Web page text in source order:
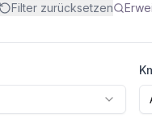
Filter zurücksetzen